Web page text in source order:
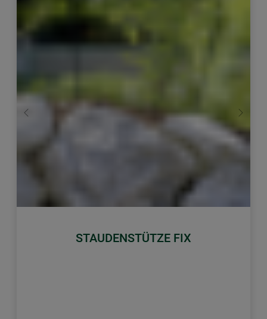
STAUDENSTÜTZE FIX
Zurück Weiter